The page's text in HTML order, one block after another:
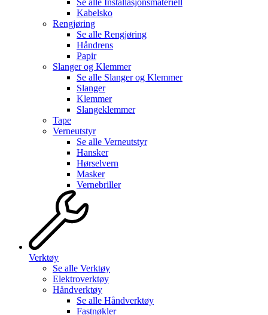
Kabelsko
Rengjøring
Se alle Rengjøring
Håndrens
Papir
Slanger og Klemmer
Se alle Slanger og Klemmer
Slanger
Klemmer
Slangeklemmer
Tape
Verneutstyr
Se alle Verneutstyr
Hansker
Hørselvern
Masker
Vernebriller
Verktøy
Se alle Verktøy
Elektroverktøy
Håndverktøy
Se alle Håndverktøy
Fastnøkler